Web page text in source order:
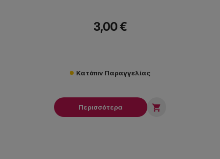
3,00 €
Κατόπιν Παραγγελίας
Περισσότερα 